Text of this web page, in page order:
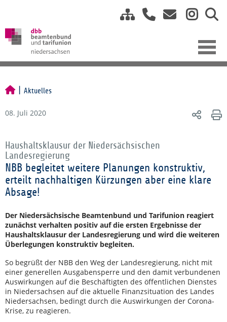
Aktuelles
08. Juli 2020
Haushaltsklausur der Niedersächsischen
Landesregierung
NBB begleitet weitere Planungen konstruktiv,
erteilt nachhaltigen Kürzungen aber eine klare
Absage!
Der Niedersächsische Beamtenbund und Tarifunion reagiert
zunächst verhalten positiv auf die ersten Ergebnisse der
Haushaltsklausur der Landesregierung und wird die weiteren
Überlegungen konstruktiv begleiten.
So begrüßt der NBB den Weg der Landesregierung, nicht mit
einer generellen Ausgabensperre und den damit verbundenen
Auswirkungen auf die Beschäftigten des öffentlichen Dienstes
in Niedersachsen auf die aktuelle Finanzsituation des Landes
Niedersachsen, bedingt durch die Auswirkungen der Corona-
Krise, zu reagieren.